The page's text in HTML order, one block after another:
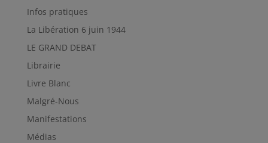
Infos pratiques
La Libération 6 juin 1944
LE GRAND DEBAT
Librairie
Livre Blanc
Malgré-Nous
Manifestations
Médias